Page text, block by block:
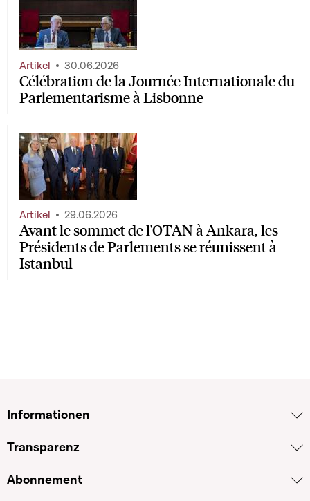
Célébration de la Journée Internationale du
Parlementarisme à Lisbonne
Artikel 30.06.2026
Avant le sommet de l'OTAN à Ankara, les
Présidents de Parlements se réunissent à
Istanbul
Artikel 29.06.2026
Informationen
Transparenz
Abonnement